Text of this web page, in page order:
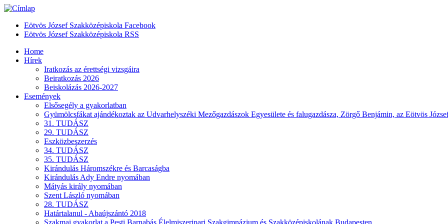
Eötvös József Szakközépiskola Facebook
Eötvös József Szakközépiskola RSS
Home
Hírek
Iratkozás az érettségi vizsgáira
Beiratkozás 2026
Beiskolázás 2026-2027
Események
Elsősegély a gyakorlatban
Gyümölcsfákat ajándékoztak az Udvarhelyszéki Mezőgazdászok Egyesülete és falugazdásza, Zörgő Benjámin, az Eötvös
31. TUDÁSZ
29. TUDÁSZ
Eszközbeszerzés
34. TUDÁSZ
35. TUDÁSZ
Kirándulás Háromszékre és Barcaságba
Kirándulás Ady Endre nyomában
Mátyás király nyomában
Szent László nyomában
28. TUDÁSZ
Határtalanul - Abaújszántó 2018
Szakmai gyakorlat a Pesti Barnabás Élelmiszeripari Szakgimnázium és Szakközépiskolának Budapesten